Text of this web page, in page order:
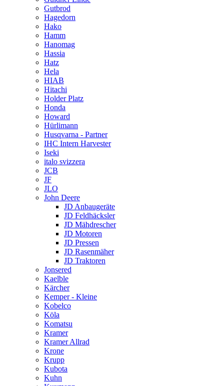
Gutbrod
Hagedorn
Hako
Hamm
Hanomag
Hassia
Hatz
Hela
HIAB
Hitachi
Holder Platz
Honda
Howard
Hürlimann
Husqvarna - Partner
IHC Intern Harvester
Iseki
italo svizzera
JCB
JF
JLO
John Deere
JD Anbaugeräte
JD Feldhäcksler
JD Mähdrescher
JD Motoren
JD Pressen
JD Rasenmäher
JD Traktoren
Jonsered
Kaelble
Kärcher
Kemper - Kleine
Kobelco
Köla
Komatsu
Kramer
Kramer Allrad
Krone
Krupp
Kubota
Kuhn